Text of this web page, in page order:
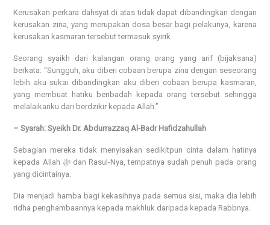
Kerusakan perkara dahsyat di atas tidak dapat dibandingkan dengan
kerusakan zina, yang merupakan dosa besar bagi pelakunya, karena
kerusakan kasmaran tersebut termasuk syirik.
Seorang syaikh dari kalangan orang orang yang arif (bijaksana)
berkata: “Sungguh, aku diberi cobaan berupa zina dengan seseorang
lebih aku sukai dibandingkan aku diberi cobaan berupa kasmaran,
yang membuat hatiku beribadah kepada orang tersebut sehingga
melalaikanku dari berdzikir kepada Allah.”
– Syarah: Syeikh Dr. Abdurrazzaq Al-Badr Hafidzahullah
Sebagian mereka tidak menyisakan sedikitpun cinta dalam hatinya
kepada Allah ﷻ dan Rasul-Nya, tempatnya sudah penuh pada orang
yang dicintainya.
Dia menjadi hamba bagi kekasihnya pada semua sisi, maka dia lebih
ridha penghambaannya kepada makhluk daripada kepada Rabbnya.